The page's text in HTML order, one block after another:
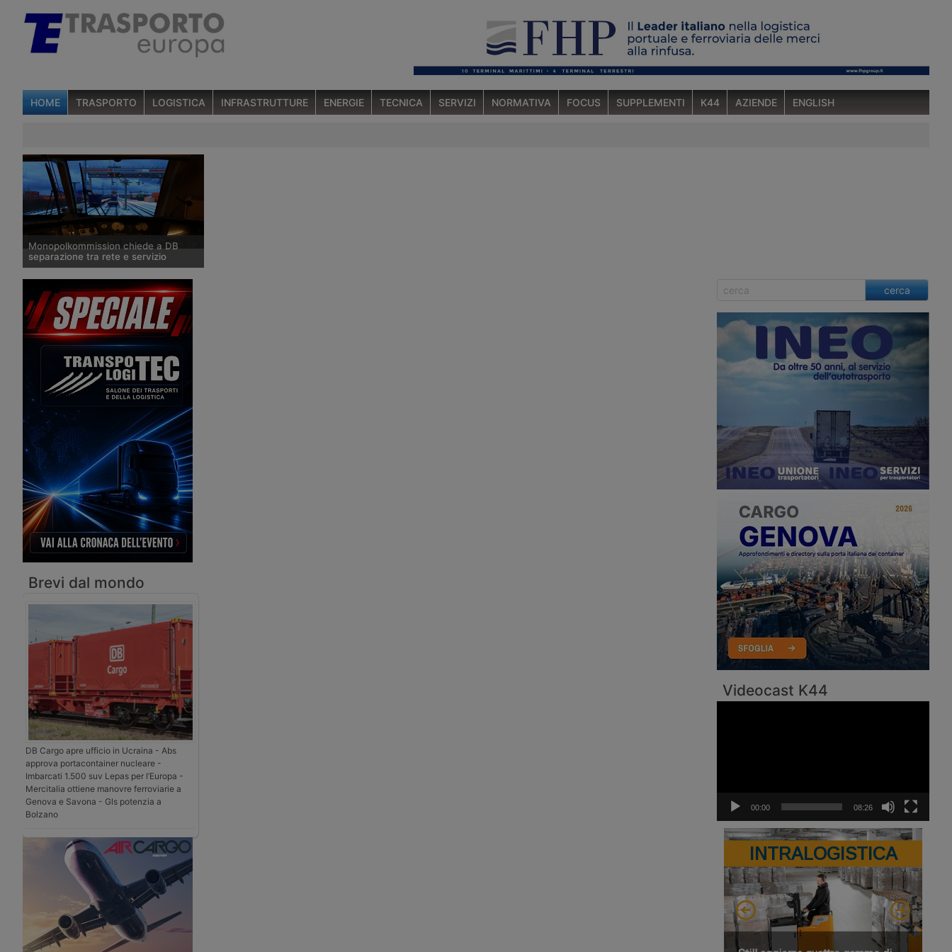
HOME TRASPORTO LOGISTICA INFRASTRUTTURE ENERGIE TECNICA SERVIZI NORMATIVA FOCUS SUPPLEMENTI K44 AZIENDE ENGLISH
Monopolkommission chiede a DB
separazione tra rete e servizio
La commissione contro i monopoli ha
stilato il quinto rapporto speciale sulla
concorrenza nel mercato ferroviario
tedesco, diretta al Governo. Chiede
esplicitamente la netta separazione tra
la gestione della rete e del servizio.
Brevi dal mondo
DB Cargo apre ufficio in Ucraina - Abs
approva portacontainer nucleare -
Imbarcati 1.500 suv Lepas per l’Europa -
Mercitalia ottiene manovre ferroviarie a
Genova e Savona - Gls potenzia a
Bolzano
cerca
Videocast K44
00:00 08:26
INTRALOGISTICA